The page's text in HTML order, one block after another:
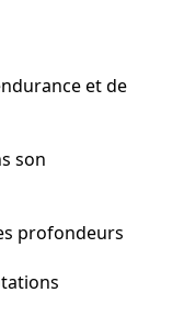
et de
son
profondeurs